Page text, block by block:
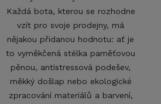
Každá bota, kterou se rozhodne
vzít pro svoje prodejny, má
nějakou přidanou hodnotu: ať je
to vyměkčená stélka paměťovou
pěnou, antistressová podešev,
měkký došlap nebo ekologické
zpracování materiálů a barvení,